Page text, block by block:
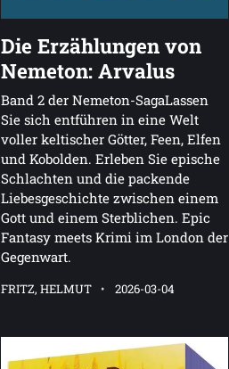
Die Erzählungen von
Nemeton: Arvalus
Band 2 der Nemeton-SagaLassen
Sie sich entführen in eine Welt
voller keltischer Götter, Feen, Elfen
und Kobolden. Erleben Sie epische
Schlachten und die packende
Liebesgeschichte zwischen einem
Gott und einem Sterblichen. Epic
Fantasy meets Krimi im London der
Gegenwart.
FRITZ, HELMUT 2026-03-04